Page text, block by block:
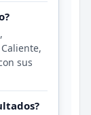
sus